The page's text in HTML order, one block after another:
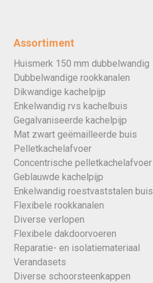
Assortiment
Huismerk 150 mm dubbelwandig
Dubbelwandige rookkanalen
Dikwandige kachelpijp
Enkelwandig rvs kachelbuis
Gegalvaniseerde kachelpijp
Mat zwart geëmailleerde buis
Pelletkachelafvoer
Concentrische pelletkachelafvoer
Geblauwde kachelpijp
Enkelwandig roestvaststalen buis
Flexibele rookkanalen
Diverse verlopen
Flexibele dakdoorvoeren
Reparatie- en isolatiemateriaal
Verandasets
Diverse schoorsteenkappen